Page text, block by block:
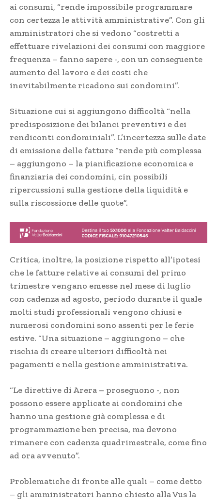
ai consumi, “rende impossibile programmare
con certezza le attività amministrative”. Con gli
amministratori che si vedono “costretti a
effettuare rivelazioni dei consumi con maggiore
frequenza – fanno sapere -, con un conseguente
aumento del lavoro e dei costi che
inevitabilmente ricadono sui condomini”.
Situazione cui si aggiungono difficoltà “nella
predisposizione dei bilanci preventivi e dei
rendiconti condominiali”. L’incertezza sulle date
di emissione delle fatture “rende più complessa
– aggiungono – la pianificazione economica e
finanziaria dei condomini, cin possibili
ripercussioni sulla gestione della liquidità e
sulla riscossione delle quote”.
Critica, inoltre, la posizione rispetto all’ipotesi
che le fatture relative ai consumi del primo
trimestre vengano emesse nel mese di luglio
con cadenza ad agosto, periodo durante il quale
molti studi professionali vengono chiusi e
numerosi condomini sono assenti per le ferie
estive. “Una situazione – aggiungono – che
rischia di creare ulteriori difficoltà nei
pagamenti e nella gestione amministrativa.
“Le direttive di Arera – proseguono -, non
possono essere applicate ai condomini che
hanno una gestione già complessa e di
programmazione ben precisa, ma devono
rimanere con cadenza quadrimestrale, come fino
ad ora avvenuto”.
Problematiche di fronte alle quali – come detto
– gli amministratori hanno chiesto alla Vus la